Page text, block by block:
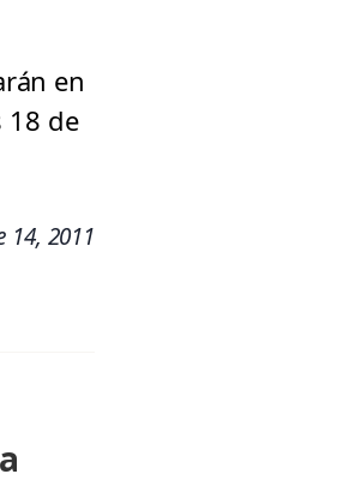
en
18 de
14, 2011